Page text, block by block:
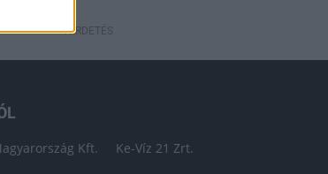
HIRDETÉS
Kft. Ke-Víz 21 Zrt.